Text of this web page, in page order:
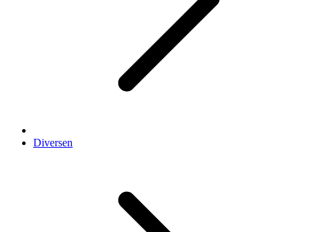
Diversen